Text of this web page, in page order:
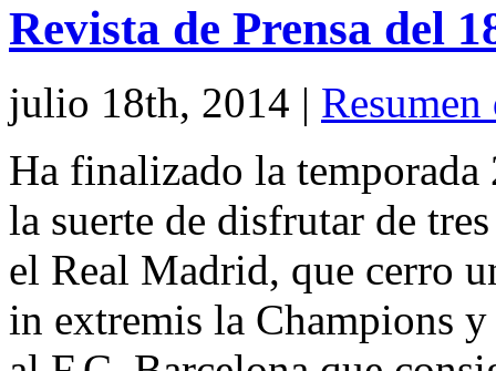
Revista de Prensa del
julio 18th, 2014 | Resumen
Ha finalizado la
la suerte de disfrutar de
el Real Madrid, que cerro
in extremis la Champions